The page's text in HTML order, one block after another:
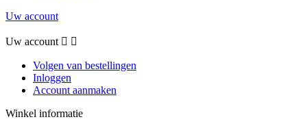
Uw account
Uw account  
Volgen van bestellingen
Inloggen
Account aanmaken
Winkel informatie